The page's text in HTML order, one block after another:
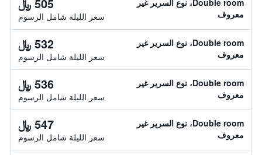
Double room، نوع السرير غير
معروف
سعر الليلة شامل الرسوم
Double room، نوع السرير غير
معروف
532 ﷼
سعر الليلة شامل الرسوم
Double room، نوع السرير غير
معروف
536 ﷼
سعر الليلة شامل الرسوم
Double room، نوع السرير غير
معروف
547 ﷼
سعر الليلة شامل الرسوم